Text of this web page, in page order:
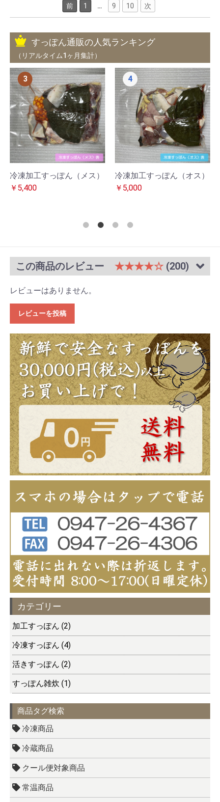
カテゴリー
加工すっぽん (2)
冷凍すっぽん (4)
活きすっぽん (2)
すっぽん雑炊 (1)
商品タグ検索
冷凍商品
冷蔵商品
クール便対象商品
常温商品
前 1 … 9 10 次
すっぽん通販の人気ランキング
（リアルタイム1ヶ月集計）
冷凍加工すっぽん（メス）
￥5,400
3
冷凍加工すっぽん（オス）
￥5,000
4
この商品のレビュー ★★★★☆ (200)
レビューはありません。
レビューを投稿